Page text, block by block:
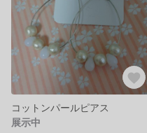
コットンパールピアス
展示中